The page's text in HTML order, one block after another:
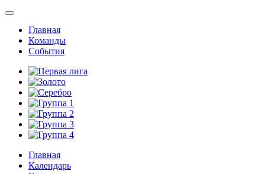
Главная
Команды
События
Главная
Календарь